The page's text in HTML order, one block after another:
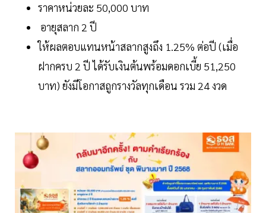
ราคาหน่วยละ 50,000 บาท
อายุสลาก 2 ปี
ให้ผลตอบแทนหน้าสลากสูงถึง 1.25% ต่อปี (เมื่อ
ฝากครบ 2 ปี ได้รับเงินต้นพร้อมดอกเบี้ย 51,250
บาท) ยังมีโอกาสถูกรางวัลทุกเดือน รวม 24 งวด